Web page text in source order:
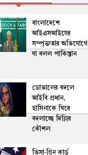
বাংলাদেশে
আইএসআইয়ের
সম্পৃক্ততার অভিযোগে
যা বলল পাকিস্তান
ডোভালের বদলে
আইবি প্রধান,
হাসিনাকে ঘিরে
বদলাচ্ছে দিল্লির
কৌশল
ভিসা-গ্রিন কার্ড